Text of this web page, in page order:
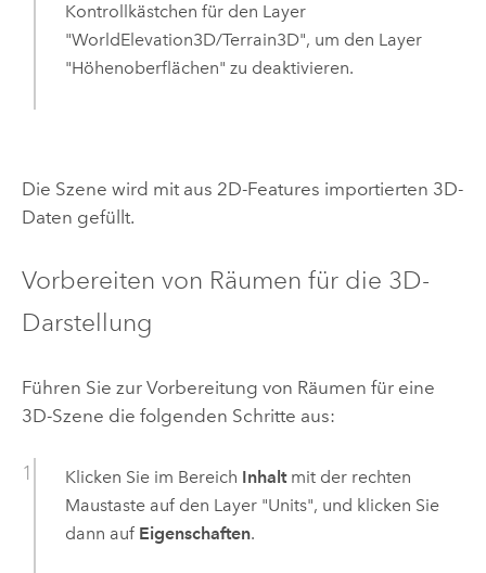
Kontrollkästchen für den Layer
"WorldElevation3D/Terrain3D", um den Layer
"Höhenoberflächen" zu deaktivieren.
Die Szene wird mit aus 2D-Features importierten 3D-
Daten gefüllt.
Vorbereiten von Räumen für die 3D-
Darstellung
Führen Sie zur Vorbereitung von Räumen für eine
3D-Szene die folgenden Schritte aus:
Klicken Sie im Bereich Inhaltmit der rechten
Maustaste auf den Layer "Units", und klicken Sie
dann auf Eigenschaften.